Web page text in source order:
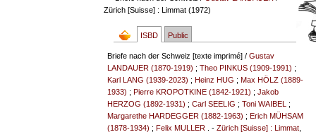
Zürich [Suisse] : Limmat (1972)
ISBD Public
Briefe nach der Schweiz [texte imprimé] /Gustav
LANDAUER (1870-1919) ;Theo PINKUS (1909-1991) ;
Karl LANG (1939-2023) ;Heinz HUG ;Max HÖLZ (1889-
1933) ;Pierre KROPOTKINE (1842-1921) ;Jakob
HERZOG (1892-1931) ;Carl SEELIG ;Toni WAIBEL
;
Margarethe HARDEGGER (1882-1963) ;Erich MÜHSAM
(1878-1934) ;Felix MULLER . -Zürich [Suisse] : Limmat